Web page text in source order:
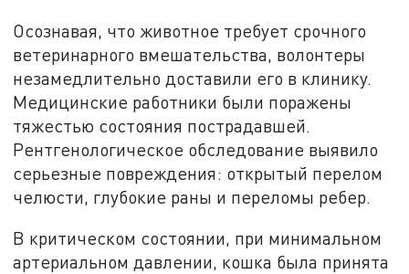
Осознавая, что животное требует срочного
ветеринарного вмешательства, волонтеры
незамедлительно доставили его в клинику.
Медицинские работники были поражены
тяжестью состояния пострадавшей.
Рентгенологическое обследование выявило
серьезные повреждения: открытый перелом
челюсти, глубокие раны и переломы ребер.
В критическом состоянии, при минимальном
артериальном давлении, кошка была принята